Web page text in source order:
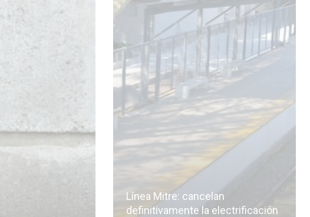
Línea Mitre: cancelan
definitivamente la electrificación